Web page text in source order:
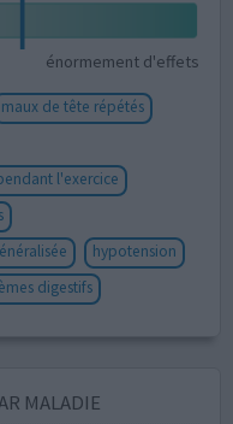
énormement d'effets
maux de tête répétés
l'exercice
hypotension
digestifs
MALADIE